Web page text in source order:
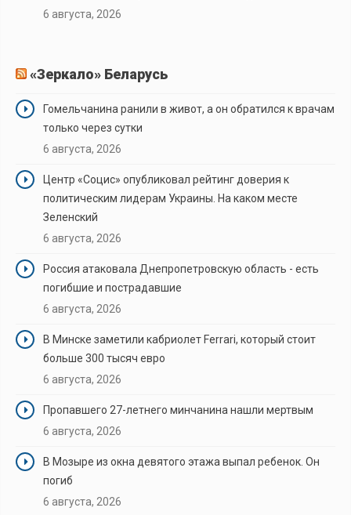
6 августа, 2026
«Зеркало» Беларусь
Гомельчанина ранили в живот, а он обратился к врачам
только через сутки
6 августа, 2026
Центр «Социс» опубликовал рейтинг доверия к
политическим лидерам Украины. На каком месте
Зеленский
6 августа, 2026
Россия атаковала Днепропетровскую область - есть
погибшие и пострадавшие
6 августа, 2026
В Минске заметили кабриолет Ferrari, который стоит
больше 300 тысяч евро
6 августа, 2026
Пропавшего 27-летнего минчанина нашли мертвым
6 августа, 2026
В Мозыре из окна девятого этажа выпал ребенок. Он
погиб
6 августа, 2026